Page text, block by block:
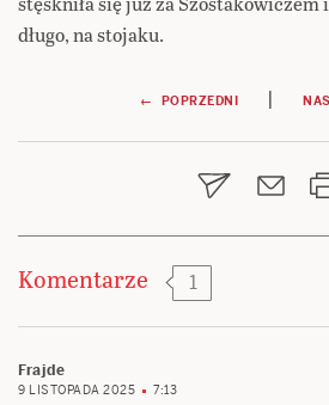
długo, na stojaku.
Nawigacja
wpisu
← POPRZEDNI |
Komentarze 1
Frajde
9 LISTOPADA 2025 7:13